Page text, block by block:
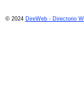
© 2024 DireWeb - Directorio